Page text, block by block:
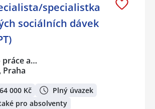
specialistka
sociálních dávek
a…
Praha
000 Kč
Plný úvazek
pro absolventy